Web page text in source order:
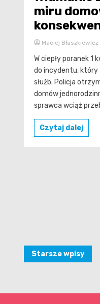
miru
Maciej Błaszkiewicz
W ciepły poranek 1
do incydentu, który
służb. Policja
domów
sprawca wciąż
Czytaj dalej
Nawigacja
wpisach
Starsze wpisy